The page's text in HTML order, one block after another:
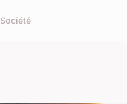
Société